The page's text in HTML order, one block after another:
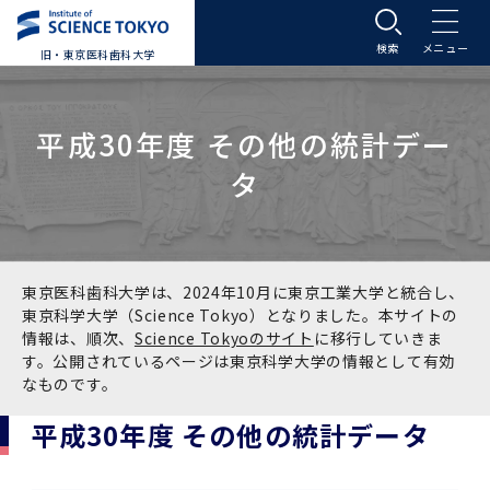
旧・東京医科歯科大学
大学案内トップ
学長メッセージ
基本理念・沿革
基本理念・沿革トップ
東京医科歯科大学の特色
入学案内
入学案内トップ
大学案内
学部受験生向け「大学案内」（冊子）
学生生活
学生生活トップ
Science Tokyo SPRING (医歯学系)
教育研究組織等
教育研究組織等トップ
大学病院
平成30年度 その他の統計デー
タ
東京医科歯科大学は、2024年10月に東京工業大学と統合し、
東京科学大学（Science Tokyo）となりました。本サイトの
情報は、順次、 Science Tokyoのサイト に移行していきま
す。公開されているページは東京科学大学の情報として有効
なものです。
平成30年度 その他の統計データ